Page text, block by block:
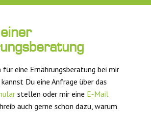
für eine Ernährungsberatung bei mir
Du eine Anfrage über das
stellen oder mir eine E-Mail
auch gerne schon dazu, warum